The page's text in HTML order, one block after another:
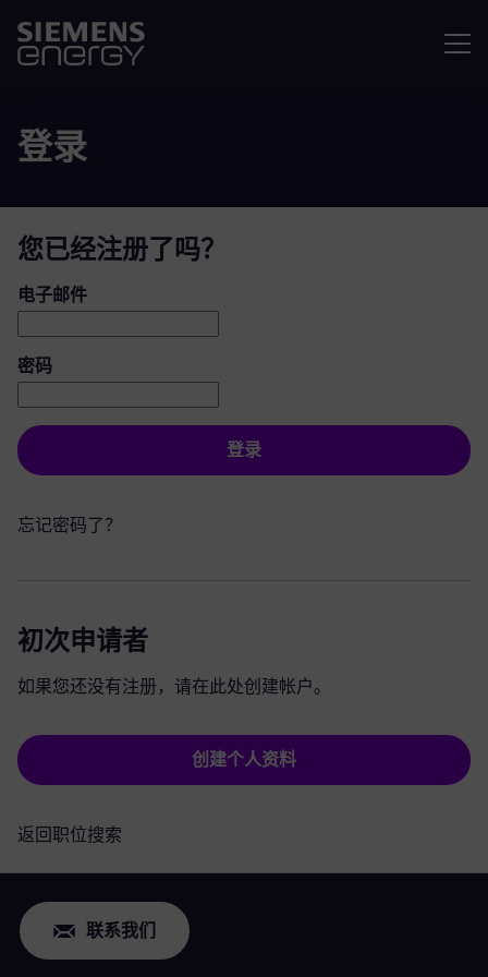
登录
您已经注册了吗？
登录：用户和密码
电子邮件
密码
登录
忘记密码了？
初次申请者
如果您还没有注册，请在此处创建帐户。
创建个人资料
返回职位搜索
联系我们